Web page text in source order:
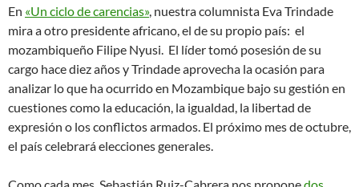
En «Un ciclo de carencias», nuestra columnista Eva Trindade
mira a otro presidente africano, el de su propio país: el
mozambiqueño Filipe Nyusi. El líder tomó posesión de su
cargo hace diez años y Trindade aprovecha la ocasión para
analizar lo que ha ocurrido en Mozambique bajo su gestión en
cuestiones como la educación, la igualdad, la libertad de
expresión o los conflictos armados. El próximo mes de octubre,
el país celebrará elecciones generales.